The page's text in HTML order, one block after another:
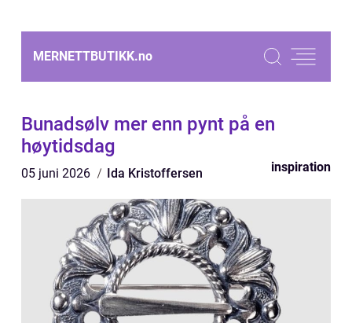
MERNETTBUTIKK.no
Bunadsølv mer enn pynt på en
høytidsdag
05 juni 2026 Ida Kristoffersen inspiration